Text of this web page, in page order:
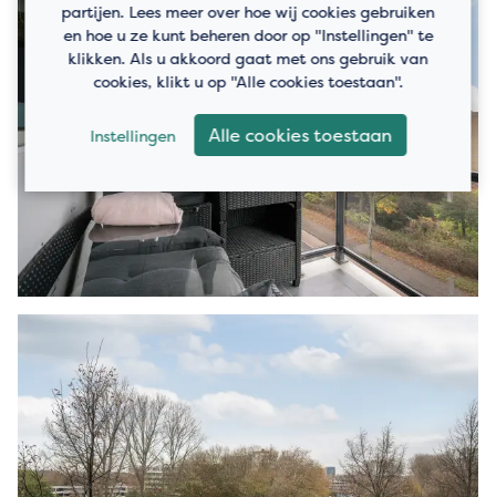
partijen. Lees meer over hoe wij cookies gebruiken
en hoe u ze kunt beheren door op "Instellingen" te
klikken. Als u akkoord gaat met ons gebruik van
cookies, klikt u op "Alle cookies toestaan".
Instellingen Alle cookies toestaan